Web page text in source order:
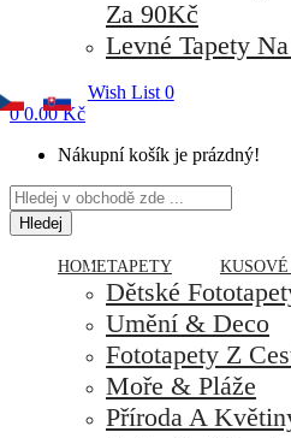
Za 90Kč
Levné Tapety
Wish List 0
0 0.00 Kč
Nákupní košík je prázdný!
Hledej
HOMETAPETY
Dětské
Umění & Deco
Fototapety Z
Moře & Pláže
Příroda A